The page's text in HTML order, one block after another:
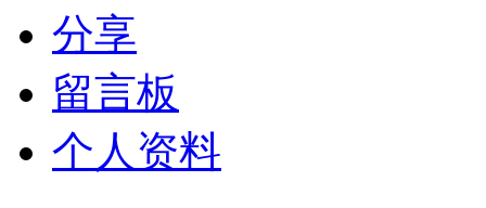
分享
留言板
个人资料